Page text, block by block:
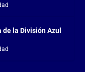
la División Azul